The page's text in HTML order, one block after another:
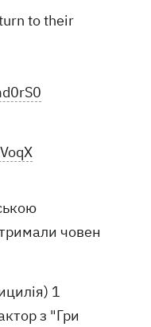
to their
човен
1
з "Гри